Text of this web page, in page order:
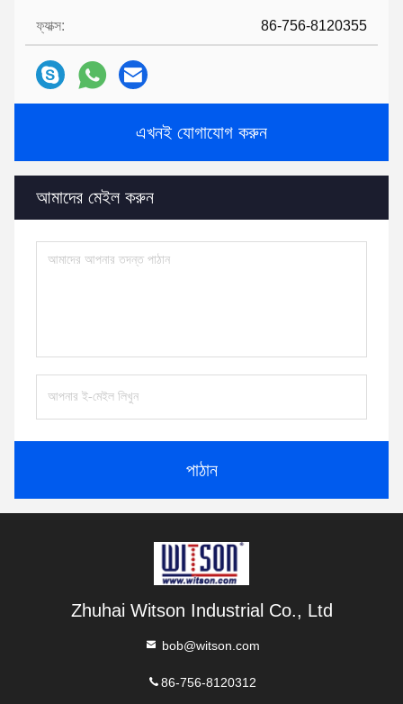
ফ্যাক্স: 86-756-8120355
এখনই যোগাযোগ করুন
আমাদের মেইল ​​করুন
পাঠান
Zhuhai Witson Industrial Co., Ltd
bob@witson.com
86-756-8120312